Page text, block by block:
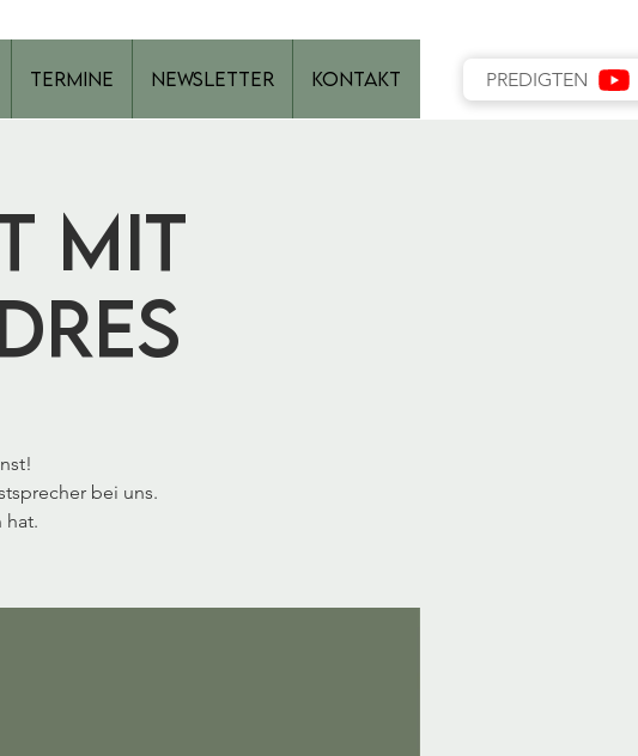
Termine Newsletter Kontakt PREDIGTEN
mit
bei uns.
hat.